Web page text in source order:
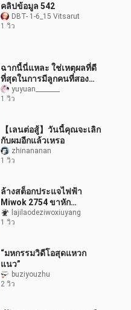
คลิปข้อมูล 542
DBT- 1-6_15 Vitsarut
1 วิว
ฉากนี้นี่แหละ ใช่เหตุผลที่ดี
ที่สุดในการมีลูกคนที่สอง
หรือเปล่า?
yuyuan________
1 วิว
【เลนต่อสู้】วันนี้คุณจะเลิก
กับผมอีกแล้วเหรอ
zhinananan
1 วิว
ล้างสต็อกประแจไฟฟ้า
Miwok 2754 ขาหัก
ซ่อมแซมและตกแต่งใหม่
lajilaodeziwoxiuyang
1 วิว
“มหกรรมวิดีโอสุดแหวก
แนว”
buziyouzhu
2 วิว